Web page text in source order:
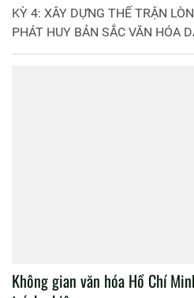
KỲ 4: XÂY DỰNG THẾ TRẬN
PHÁT HUY BẢN SẮC VĂN HÓA
Không gian văn hóa Hồ Chí